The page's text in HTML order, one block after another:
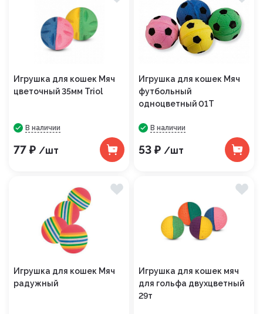
Игрушка для кошек Мяч
цветочный 35мм Triol
В наличии
77 ₽ /шт
Игрушка для кошек Мяч
футбольный
одноцветный 01Т
В наличии
53 ₽ /шт
Игрушка для кошек Мяч
радужный
Игрушка для кошек мяч
для гольфа двухцветный
29т